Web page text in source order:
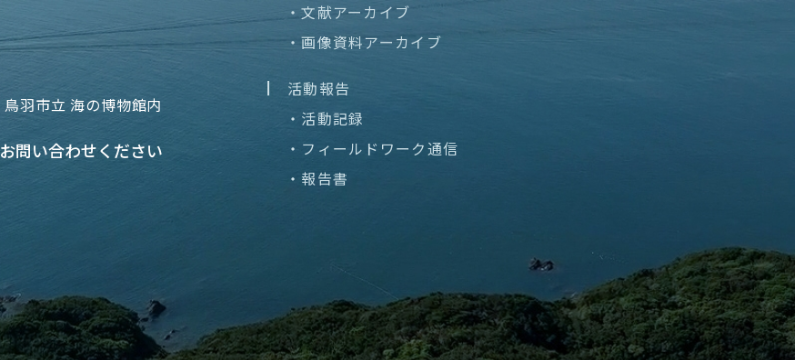
鳥羽市立 海の博物館内
お問い合わせください
・文献アーカイブ
・画像資料アーカイブ
活動報告
・活動記録
・フィールドワーク通信
・報告書